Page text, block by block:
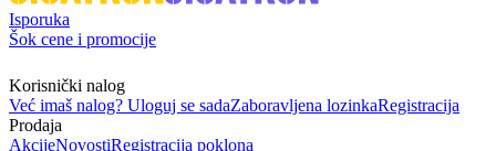
Isporuka
Šok cene i promocije
Korisnički nalog
Već imaš nalog? Uloguj se sadaZaboravljena lozinkaRegistracija
Prodaja
AkcijeNovostiRegistracija poklona